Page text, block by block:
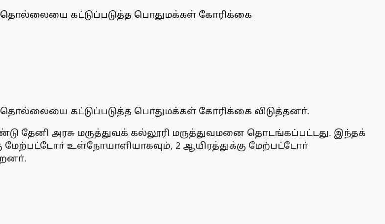
தொல்லையை கட்டுப்படுத்த பொதுமக்கள் கோரிக்கை
தொல்லையை கட்டுப்படுத்த பொதுமக்கள் கோரிக்கை விடுத்தனா்.
தேனி அரசு மருத்துவக் கல்லூரி மருத்துவமனை தொடங்கப்பட்டது. இந்தக்
மேற்பட்டோா் உள்நோயாளியாகவும், 2 ஆயிரத்துக்கு மேற்பட்டோா்